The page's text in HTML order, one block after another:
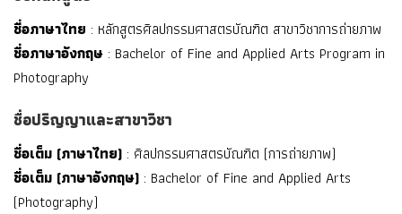
ชื่อภาษาไทย : หลักสูตรศิลปกรรมศาสตรบัณฑิต สาขาวิชาการถ่ายภาพ
ชื่อภาษาอังกฤษ : Bachelor of Fine and Applied Arts Program in
Photography
ชื่อปริญญาและสาขาวิชา
ชื่อเต็ม (ภาษาไทย) : ศิลปกรรมศาสตรบัณฑิต (การถ่ายภาพ)
ชื่อเต็ม (ภาษาอังกฤษ) : Bachelor of Fine and Applied Arts
(Photography)